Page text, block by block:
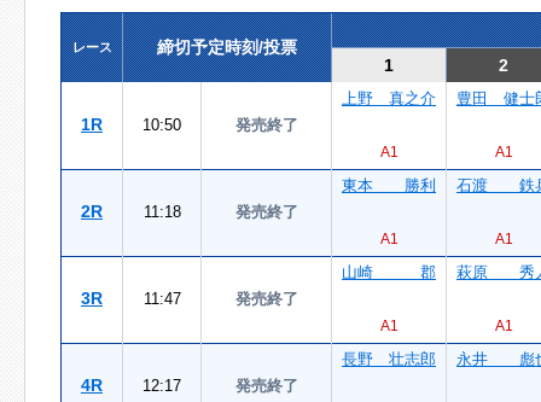
レース
締切予定時刻/投票
1
2
1R 10:50 発売終了
上野 真之介
A1
豊田 健士
A1
2R 11:18 発売終了
東本 勝利
A1
石渡 鉄
A1
3R 11:47 発売終了
山崎 郡
A1
萩原 秀
A1
4R 12:17 発売終了
長野 壮志郎 永井 彪